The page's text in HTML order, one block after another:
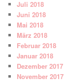
Juli 2018
Juni 2018
Mai 2018
März 2018
Februar 2018
Januar 2018
Dezember 2017
November 2017